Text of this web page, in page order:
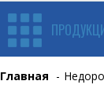
Главная -